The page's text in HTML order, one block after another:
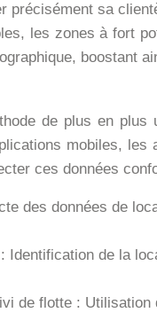
sa
les zones à fort
boostant
de plus en
mobiles,
ces données
des données de
de la
de flotte :